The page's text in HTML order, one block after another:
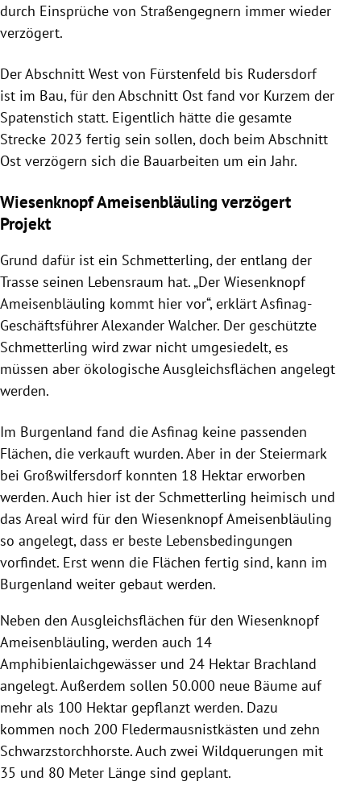
durch Einsprüche von Straßengegnern immer wieder
verzögert.
Der Abschnitt West von Fürstenfeld bis Rudersdorf
ist im Bau, für den Abschnitt Ost fand vor Kurzem der
Spatenstich statt. Eigentlich hätte die gesamte
Strecke 2023 fertig sein sollen, doch beim Abschnitt
Ost verzögern sich die Bauarbeiten um ein Jahr.
Wiesenknopf Ameisenbläuling verzögert
Projekt
Grund dafür ist ein Schmetterling, der entlang der
Trasse seinen Lebensraum hat. „Der Wiesenknopf
Ameisenbläuling kommt hier vor“, erklärt Asfinag-
Geschäftsführer Alexander Walcher. Der geschützte
Schmetterling wird zwar nicht umgesiedelt, es
müssen aber ökologische Ausgleichsflächen angelegt
werden.
Im Burgenland fand die Asfinag keine passenden
Flächen, die verkauft wurden. Aber in der Steiermark
bei Großwilfersdorf konnten 18 Hektar erworben
werden. Auch hier ist der Schmetterling heimisch und
das Areal wird für den Wiesenknopf Ameisenbläuling
so angelegt, dass er beste Lebensbedingungen
vorfindet. Erst wenn die Flächen fertig sind, kann im
Burgenland weiter gebaut werden.
Neben den Ausgleichsflächen für den Wiesenknopf
Ameisenbläuling, werden auch 14
Amphibienlaichgewässer und 24 Hektar Brachland
angelegt. Außerdem sollen 50.000 neue Bäume auf
mehr als 100 Hektar gepflanzt werden. Dazu
kommen noch 200 Fledermausnistkästen und zehn
Schwarzstorchhorste. Auch zwei Wildquerungen mit
35 und 80 Meter Länge sind geplant.